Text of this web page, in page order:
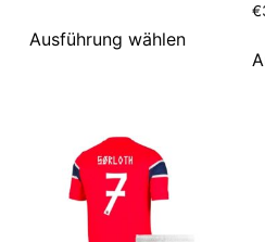
Ausführung wählen
€